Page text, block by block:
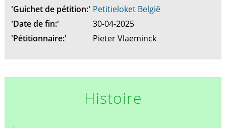
'Guichet de pétition:' Petitieloket België
'Date de fin:'
30-04-2025
'Pétitionnaire:'
Pieter Vlaeminck
Histoire